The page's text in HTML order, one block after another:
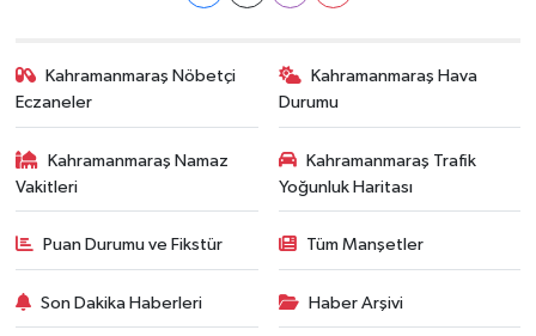
Kahramanmaraş Nöbetçi
Eczaneler
Kahramanmaraş Hava
Durumu
Kahramanmaraş Namaz
Vakitleri
Kahramanmaraş Trafik
Yoğunluk Haritası
Puan Durumu ve Fikstür Tüm Manşetler
Son Dakika Haberleri Haber Arşivi